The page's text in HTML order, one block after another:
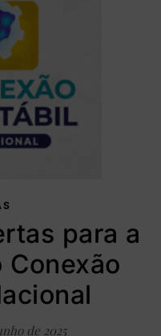
para a
Conexão
de 2025